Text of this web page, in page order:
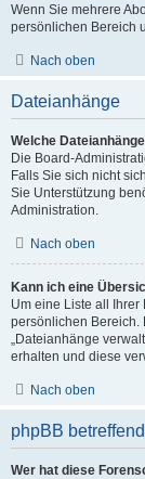
Wenn Sie mehrere
persönlichen Bereich
Nach oben
Dateianhänge
Welche
Die Board-
Falls Sie sich nicht
Sie Unterstützung
Administration.
Nach oben
Kann ich eine
Um eine Liste all
persönlichen Bereich.
„Dateianhänge
erhalten und diese
Nach oben
phpBB
Wer hat diese